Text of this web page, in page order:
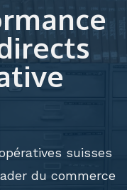
suisses
du commerce